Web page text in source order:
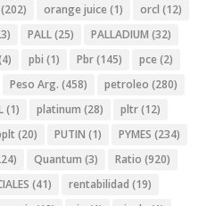
(202) orange juice (1) orcl (12)
PALL(25) PALLADIUM (32)
pbi (1) Pbr(145) pce (2)
Peso Arg. (458) petroleo (280)
(1) platinum (28) pltr(12)
(20) PUTIN (1) PYMES (234)
Quantum (3) Ratio (920)
(41) rentabilidad (19)